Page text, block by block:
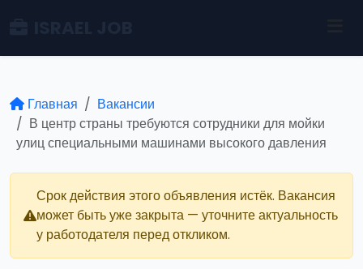
Главная
Вакансии
В центр страны требуются сотрудники для мойки
улиц специальными машинами высокого давления
Срок действия этого объявления истёк. Вакансия
может быть уже закрыта — уточните актуальность
у работодателя перед откликом.